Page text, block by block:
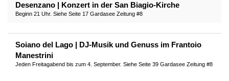
Desenzano | Konzert in der San Biagio-Kirche
Beginn 21 Uhr. Siehe Seite 17 Gardasee Zeitung #8
Soiano del Lago | DJ-Musik und Genuss im Frantoio
Manestrini
Jeden Freitagabend bis zum 4. September. Siehe Seite 39 Gardasee Zeitung #8